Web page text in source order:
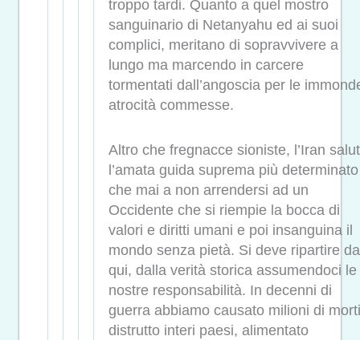
troppo tardi. Quanto a quel mostro
sanguinario di Netanyahu ed ai suoi
complici, meritano di sopravvivere a
lungo ma marcendo in carcere
tormentati dall’angoscia per le
atrocità commesse.
Altro che fregnacce sioniste, l’Iran
l’amata guida suprema più determinato
che mai a non arrendersi ad un
Occidente che si riempie la bocca di
valori e diritti umani e poi insanguina il
mondo senza pietà. Si deve ripartire da
qui, dalla verità storica assumendoci le
nostre responsabilità. In decenni di
guerra abbiamo causato milioni di
distrutto interi paesi, alimentato